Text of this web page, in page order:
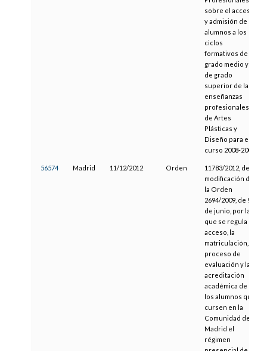
sobre el acceso
y admisión de
alumnos a los
ciclos
formativos de
grado medio y
de grado
superior de las
enseñanzas
profesionales
de Artes
Plásticas y
Diseño para el
curso 2008-2009
56574 Madrid 11/12/2012 Orden
11783/2012, de
modificación de
la Orden
2694/2009, de 9
de junio, por la
que se regula el
acceso, la
matriculación, el
proceso de
evaluación y la
acreditación
académica de
los alumnos que
cursen en la
Comunidad de
Madrid el
régimen